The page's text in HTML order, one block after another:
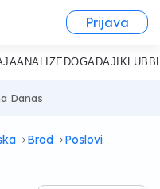
Prijava
ANALIZE DOGAĐAJI KLUB
Danas
Brod Poslovi